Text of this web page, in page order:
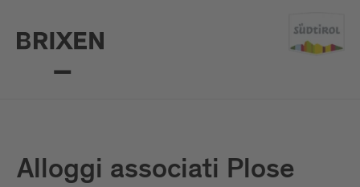
Alloggi associati Plose